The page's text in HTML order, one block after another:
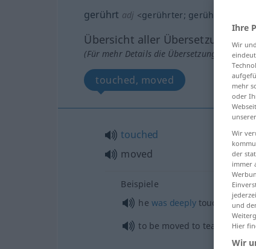
gerührt adj <gerührter; gerührtest
Übersicht aller Übersetzungen
(Für mehr Details die Übersetzung
touched, moved
touched
moved
Beispiele
he was deeplytouched
to be moved to tears
Ihre
Wir
mehr
oder
Wir
der
immer
und
Hier
Wir